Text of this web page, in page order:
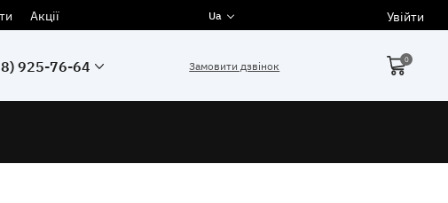
Акції Ua Увійти
925-76-64 Замовити дзвінок 0